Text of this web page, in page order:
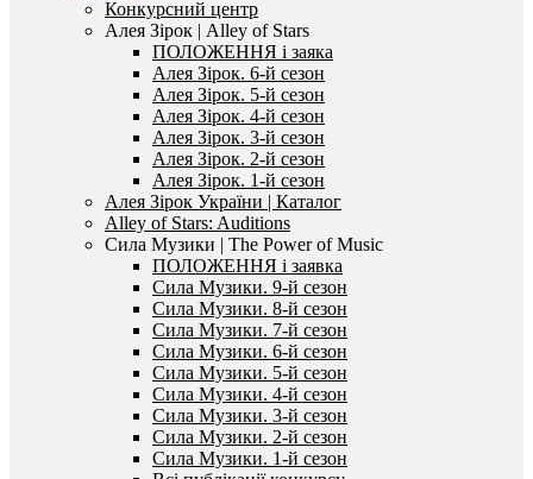
Конкурсний центр
Алея Зірок | Alley of Stars
ПОЛОЖЕННЯ і заяка
Алея Зірок. 6-й сезон
Алея Зірок. 5-й сезон
Алея Зірок. 4-й сезон
Алея Зірок. 3-й сезон
Алея Зірок. 2-й сезон
Алея Зірок. 1-й сезон
Алея Зірок України | Каталог
Alley of Stars: Auditions
Сила Музики | The Power of Music
ПОЛОЖЕННЯ і заявка
Сила Музики. 9-й сезон
Сила Музики. 8-й сезон
Сила Музики. 7-й сезон
Сила Музики. 6-й сезон
Сила Музики. 5-й сезон
Сила Музики. 4-й сезон
Сила Музики. 3-й сезон
Сила Музики. 2-й сезон
Сила Музики. 1-й сезон